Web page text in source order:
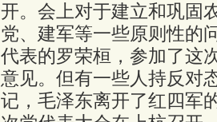
开。会上对于建立和巩固
党、建军等一些原则性的
代表的罗荣桓，参加了这
意见。但有一些人持反对
记，毛泽东离开了红四军